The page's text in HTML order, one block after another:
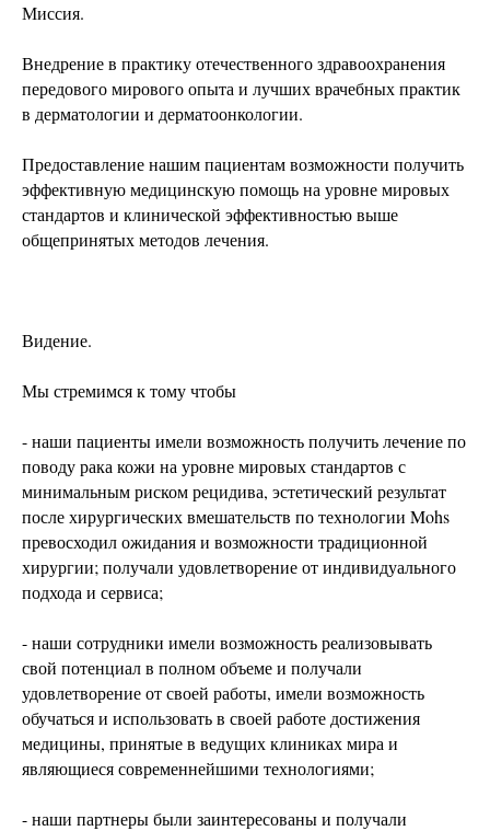
Миссия.
Внедрение в практику отечественного здравоохранения
передового мирового опыта и лучших врачебных практик
в дерматологии и дерматоонкологии.
Предоставление нашим пациентам возможности получить
эффективную медицинскую помощь на уровне мировых
стандартов и клинической эффективностью выше
общепринятых методов лечения.
Видение.
Мы стремимся к тому чтобы
- наши пациенты имели возможность получить лечение по
поводу рака кожи на уровне мировых стандартов с
минимальным риском рецидива, эстетический результат
после хирургических вмешательств по технологии Mohs
превосходил ожидания и возможности традиционной
хирургии; получали удовлетворение от индивидуального
подхода и сервиса;
- наши сотрудники имели возможность реализовывать
свой потенциал в полном объеме и получали
удовлетворение от своей работы, имели возможность
обучаться и использовать в своей работе достижения
медицины, принятые в ведущих клиниках мира и
являющиеся современнейшими технологиями;
- наши партнеры были заинтересованы и получали